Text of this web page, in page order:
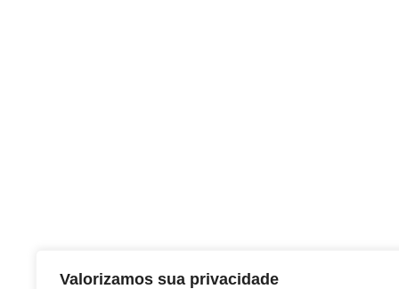
Valorizamos sua privacidade